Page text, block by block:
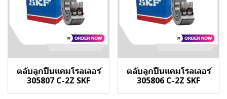
ตลับลูกปืนแคมโรลเลอร์
305807 C-2Z SKF
ตลับลูกปืนแคมโรลเลอร์
305806 C-2Z SKF